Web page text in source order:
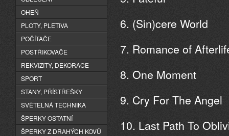
6. (Sin)cere World
7. Romance of
8. One Moment
9. Cry For The Angel
10. Last Path To
OHEŇ
PLOTY, PLETIVA
POČÍTAČE
POSTŘIKOVAČE
REKVIZITY, DEKORACE
SPORT
STANY, PŘÍSTŘEŠKY
SVĚTELNÁ TECHNIKA
ŠPERKY OSTATNÍ
ŠPERKY Z DRAHÝCH KOVŮ